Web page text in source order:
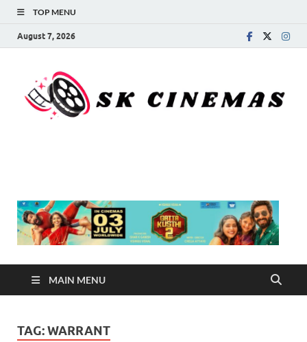
TOP MENU
August 7, 2026
MAIN MENU
TAG:WARRANT